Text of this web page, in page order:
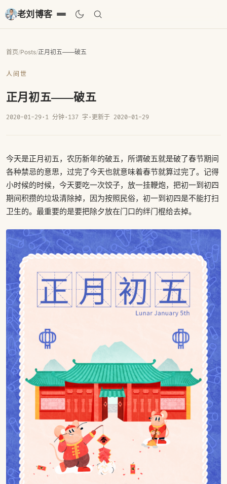
老刘博客
首页/Posts/正月初五——破五
人间世
正月初五——破五
2020-01-29· 1 分钟· 137 字 · 更新于 2020-01-29
今天是正月初五，农历新年的破五，所谓破五就是破了春节期间
各种禁忌的意思，过完了今天也就意味着春节就算过完了。记得
小时候的时候，今天要吃一次饺子，放一挂鞭炮，把初一到初四
期间积攒的垃圾清除掉，因为按照民俗，初一到初四是不能打扫
卫生的。最重要的是要把除夕放在门口的绊门棍给去掉。